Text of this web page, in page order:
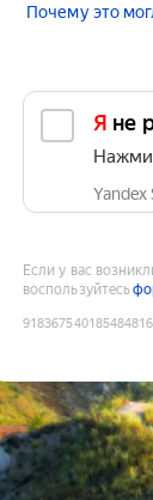
Почему это
Я
Yandex
Если у вас
воспользуйтесь